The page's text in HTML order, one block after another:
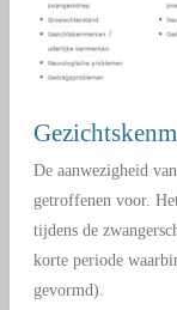
De aanwezigheid
getroffenen voor.
tijdens de
korte periode
gevormd).